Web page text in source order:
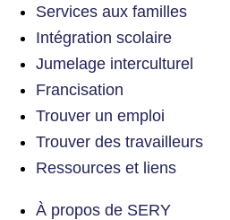
Services aux familles
Intégration scolaire
Jumelage interculturel
Francisation
Trouver un emploi
Trouver des travailleurs
Ressources et liens
À propos de SERY